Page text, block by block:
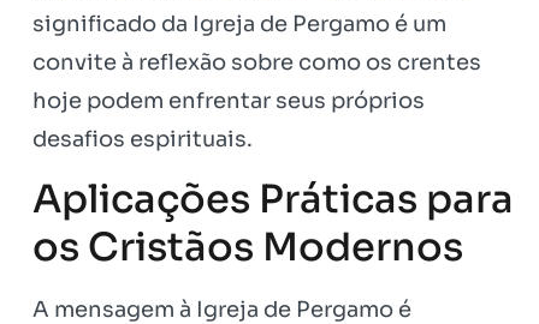
significado da Igreja de Pergamo é um
convite à reflexão sobre como os crentes
hoje podem enfrentar seus próprios
desafios espirituais.
Aplicações Práticas para
os Cristãos Modernos
A mensagem à Igreja de Pergamo é